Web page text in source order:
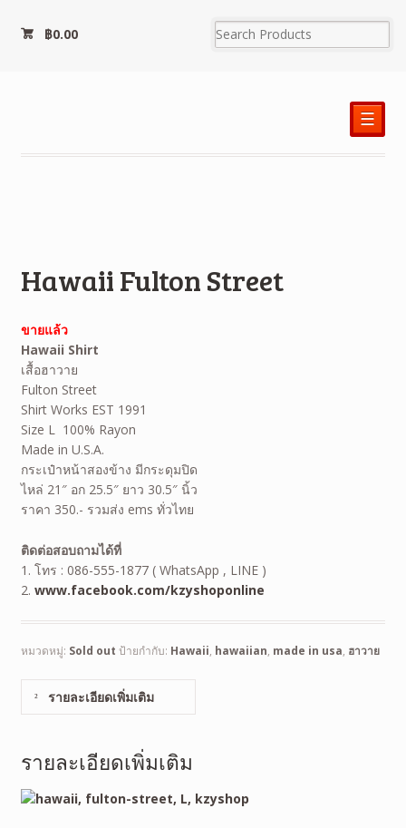
฿0.00
☰
Hawaii Fulton Street
ขายแล้ว
Hawaii Shirt
เสื้อฮาวาย
Fulton Street
Shirt Works EST 1991
Size L 100% Rayon
Made in U.S.A.
กระเป๋าหน้าสองข้าง มีกระดุมปิด
ไหล่ 21″ อก 25.5″ ยาว 30.5″ นิ้ว
ราคา 350.- รวมส่ง ems ทั่วไทย
ติดต่อสอบถามได้ที่
1. โทร : 086-555-1877 ( WhatsApp , LINE )
2. www.facebook.com/kzyshoponline
หมวดหมู่: Sold out ป้ายกำกับ: Hawaii, hawaiian, made in usa, ฮาวาย
รายละเอียดเพิ่มเติม
รายละเอียดเพิ่มเติม